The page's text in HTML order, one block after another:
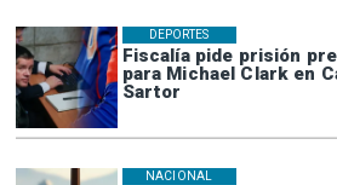
Fiscalía pide prisión
para Michael Clark en
Sartor
DEPORTES
NACIONAL